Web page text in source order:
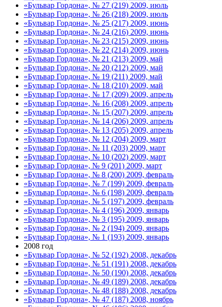
«Бульвар Гордона», № 27 (219) 2009, июль
«Бульвар Гордона», № 26 (218) 2009, июль
«Бульвар Гордона», № 25 (217) 2009, июнь
«Бульвар Гордона», № 24 (216) 2009, июнь
«Бульвар Гордона», № 23 (215) 2009, июнь
«Бульвар Гордона», № 22 (214) 2009, июнь
«Бульвар Гордона», № 21 (213) 2009, май
«Бульвар Гордона», № 20 (212) 2009, май
«Бульвар Гордона», № 19 (211) 2009, май
«Бульвар Гордона», № 18 (210) 2009, май
«Бульвар Гордона», № 17 (209) 2009, апрель
«Бульвар Гордона», № 16 (208) 2009, апрель
«Бульвар Гордона», № 15 (207) 2009, апрель
«Бульвар Гордона», № 14 (206) 2009, апрель
«Бульвар Гордона», № 13 (205) 2009, апрель
«Бульвар Гордона», № 12 (204) 2009, март
«Бульвар Гордона», № 11 (203) 2009, март
«Бульвар Гордона», № 10 (202) 2009, март
«Бульвар Гордона», № 9 (201) 2009, март
«Бульвар Гордона», № 8 (200) 2009, февраль
«Бульвар Гордона», № 7 (199) 2009, февраль
«Бульвар Гордона», № 6 (198) 2009, февраль
«Бульвар Гордона», № 5 (197) 2009, февраль
«Бульвар Гордона», № 4 (196) 2009, январь
«Бульвар Гордона», № 3 (195) 2009, январь
«Бульвар Гордона», № 2 (194) 2009, январь
«Бульвар Гордона», № 1 (193) 2009, январь
2008 год
«Бульвар Гордона», № 52 (192) 2008, декабрь
«Бульвар Гордона», № 51 (191) 2008, декабрь
«Бульвар Гордона», № 50 (190) 2008, декабрь
«Бульвар Гордона», № 49 (189) 2008, декабрь
«Бульвар Гордона», № 48 (188) 2008, декабрь
«Бульвар Гордона», № 47 (187) 2008, ноябрь